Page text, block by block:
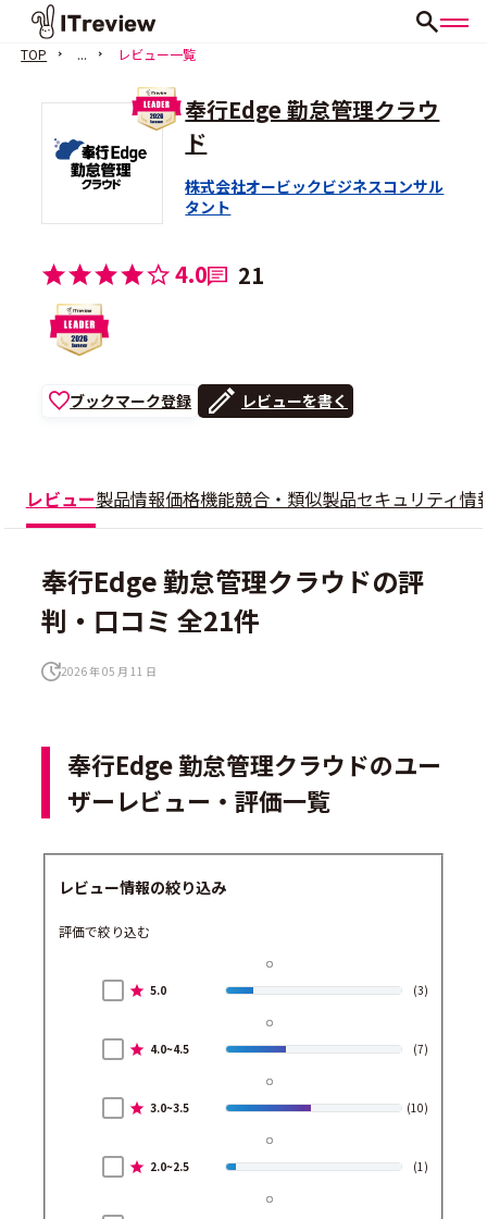
TOP ... レビュー一覧
奉行Edge 勤怠管理クラウ
ド
株式会社オービックビジネスコンサル
タント
4.0 21
ブックマーク登録 レビューを書く
レビュー製品情報価格機能競合・類似製品セキュリティ情
奉行Edge 勤怠管理クラウドの評
判・口コミ 全21件
2026 年 05 月 11 日
奉行Edge 勤怠管理クラウドのユー
ザーレビュー・評価一覧
レビュー情報の絞り込み
評価で絞り込む
5.0 (3)
4.0~4.5 (7)
3.0~3.5 (10)
2.0~2.5 (1)